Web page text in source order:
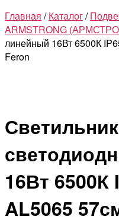
Главная /Каталог/
ARMSTRONG
линейный 16Вт 6500К
Feron
Светильник
16Вт 6500К
AL5065